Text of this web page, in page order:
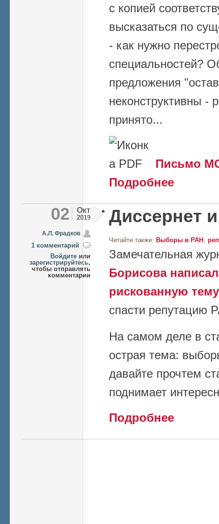
с копией
высказаться по
- как нужно
специальностей?
предложения
неконструктивны -
принято...
Письмо
Подробнее
02 Окт
2019
А.Л. Фрадков
1 комментарий
Войдите или
зарегистрируйтесь,
чтобы отправлять
комментарии
Диссернет
Читайте также: Выборы в РАН
Замечательная
Борисова
рискованную тему
спасти репутацию
На самом деле в
острая тема:
давайте прочтем
поднимает
Подробнее